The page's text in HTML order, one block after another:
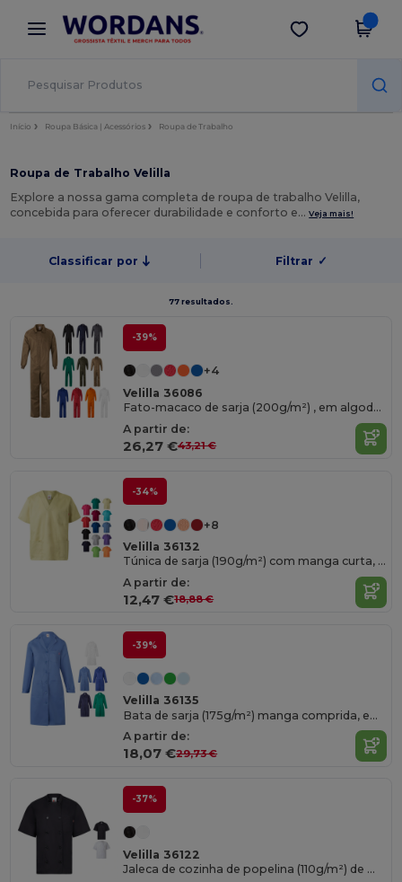
× App Wordans
Melhores preços na app!
Obter app
Início Roupa Básica | Acessórios Roupa de Trabalho
Roupa de Trabalho Velilla
Explore a nossa gama completa de roupa de trabalho Velilla,
concebida para oferecer durabilidade e conforto e…Veja mais!
Classificar por Filtrar ✓
77 resultados.
-39%
+4
Velilla 36086
Fato-macaco de sarja (200g/m²) , em algodão (35%) e poliéster (65%)
A partir de:
26,27 €43,21 €
-34%
+8
Velilla 36132
Túnica de sarja (190g/m²) com manga curta, em poliéster (65%) e algodão (35%)
A partir de:
12,47 €18,88 €
-39%
Velilla 36135
Bata de sarja (175g/m²) manga comprida, em sarja em algodão (35%) e poliéster (65%)
A partir de:
18,07 €29,73 €
-37%
Velilla 36122
Jaleca de cozinha de popelina (110g/m²) de manga curta, em algodão (35%) e poliéster (65%)